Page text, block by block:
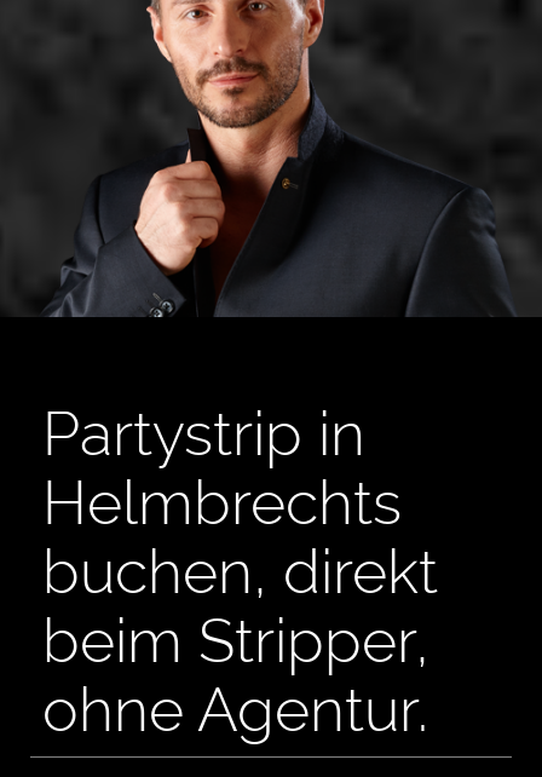
Partystrip in
Helmbrechts
buchen, direkt
beim Stripper,
ohne Agentur.